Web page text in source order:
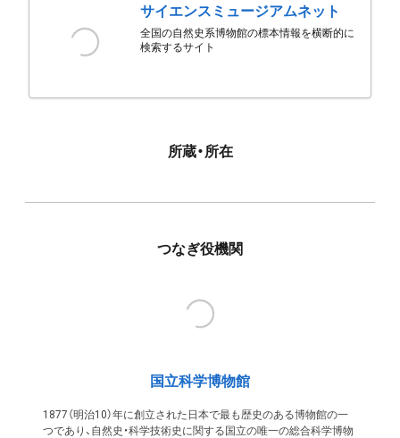
サイエンスミュージアムネット
全国の自然史系博物館の標本情報を横断的に
検索するサイト
所蔵・所在
つなぎ役機関
国立科学博物館
1877（明治10）年に創立された日本で最も歴史のある博物館の一
つであり、自然史・科学技術史に関する国立の唯一の総合科学博物